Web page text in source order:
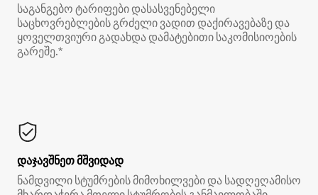
საგანგებო ტარიფები დასასვენებელი
საცხოვრებლების გრძელი ვადით დაქირავებაზე და
ყოველთვიური გადახდა დამატებითი საკომისიოების
გარეშე.*
დაჯავშნეთ მშვიდად
ნამდვილი სტუმრების მიმოხილვები და სადღეღამისო